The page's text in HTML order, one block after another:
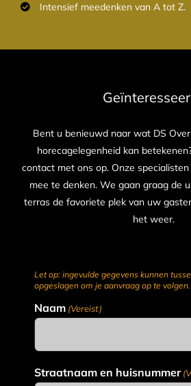
Intensief meedenken van A tot Z.
Bent u benieuwd naar wat DS
horecagelegenheid kan
contact met ons op. Onze
mee te denken. We gaan graag de
terras de favoriete plek van uw
het weer.
Let op: ingevulde gegevens kunnen
opgeslagen om je aanvraag op te volgen.
Naam (Vereist)
Straatnaam en huisnummer